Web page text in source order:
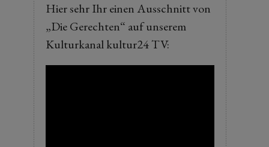
Hier sehr Ihr einen Ausschnitt von
„Die Gerechten“ auf unserem
Kulturkanal kultur24 TV: